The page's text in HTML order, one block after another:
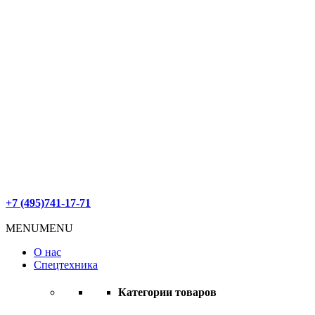
+7 (495)741-17-71
MENUMENU
О нас
Спецтехника
Категории товаров